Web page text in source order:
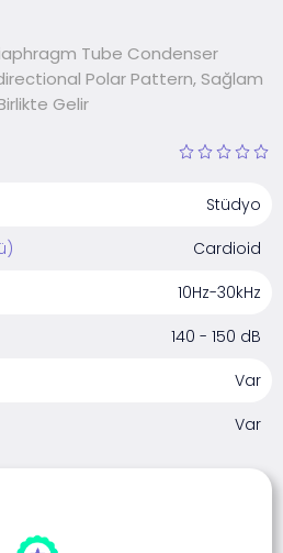
Tube Condenser
Polar Pattern, Sağlam
Gelir
Stüdyo
Cardioid
10Hz-30kHz
140 - 150 dB
Var
Var